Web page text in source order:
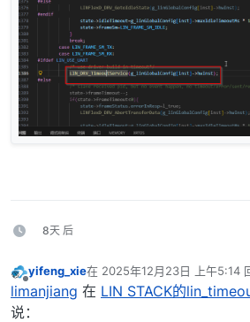
8天 后
离线
yifeng_xie在 2025年12月23日 上午5:14
最后由 编辑
limanjiang 在 LIN STACK的
说：